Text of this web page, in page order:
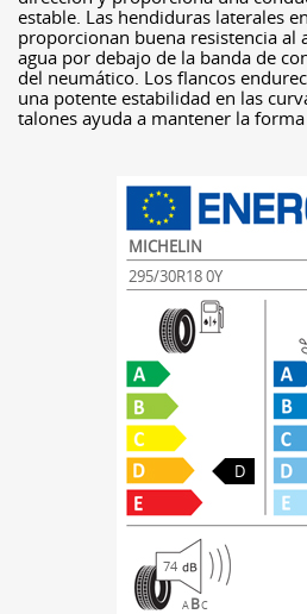
estable. Las hendiduras laterales
proporcionan buena resistencia al
agua por debajo de la banda de
del neumático. Los flancos
una potente estabilidad en las
talones ayuda a mantener la
MICHELIN
295/30R18 0Y
D
74
A BC